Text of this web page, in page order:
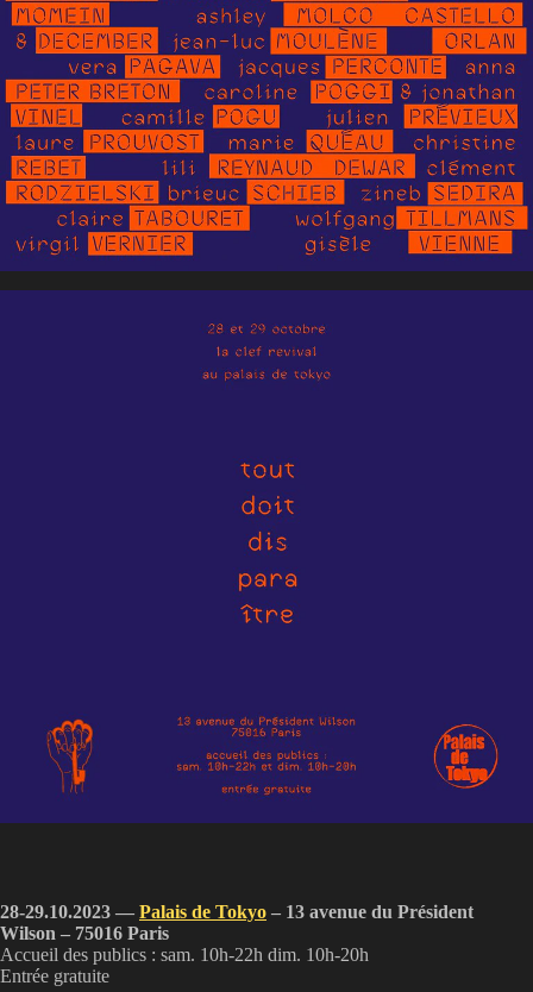
28-29.10.2023 — Palais de Tokyo – 13 avenue du Président
Wilson – 75016 Paris
Accueil des publics : sam. 10h-22h dim. 10h-20h
Entrée gratuite